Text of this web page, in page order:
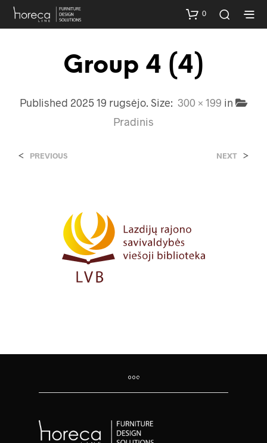
0
Group 4 (4)
Published 2025 19 rugsėjo. Size: 300 × 199 in
Pradinis
< PREVIOUS NEXT >